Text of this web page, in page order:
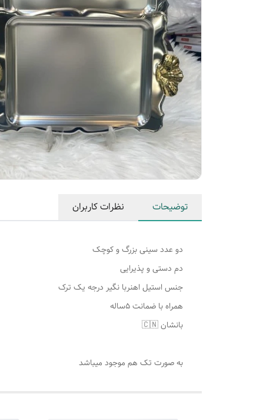
توضیحات نظرات کاربران
دو عدد سینی بزرگ و کوچک
دم دستی و پذیرایی
جنس استیل اهنربا نگیر درجه یک ترک
همراه با ضمانت ۵ساله
بانشان 🇨🇳
به صورت تک هم موجود میباشد